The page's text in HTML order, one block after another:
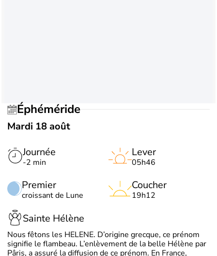
Éphéméride
Mardi 18 août
Journée
-2 min
Premier
croissant de Lune
Lever
05h46
Coucher
19h12
Sainte Hélène
Nous fêtons les HELENE. D’origine grecque, ce prénom
signifie le flambeau. L’enlèvement de la belle Hélène par
Pâris, a assuré la diffusion de ce prénom. En France,